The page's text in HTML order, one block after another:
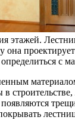
этажей.
она
с